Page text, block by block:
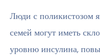
Люди с поликистозом
семей могут иметь
уровню инсулина,